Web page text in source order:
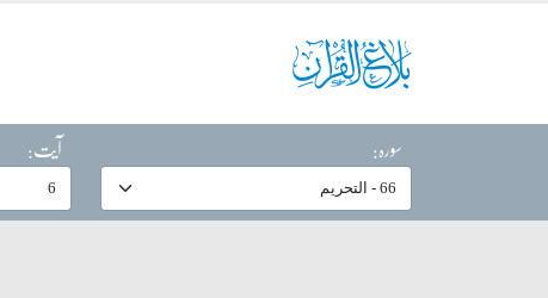
سورہ:
آیت: